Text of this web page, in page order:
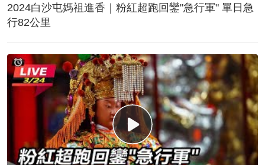
2024白沙屯媽祖進香｜粉紅超跑回鑾"急行軍" 單日急
行82公里